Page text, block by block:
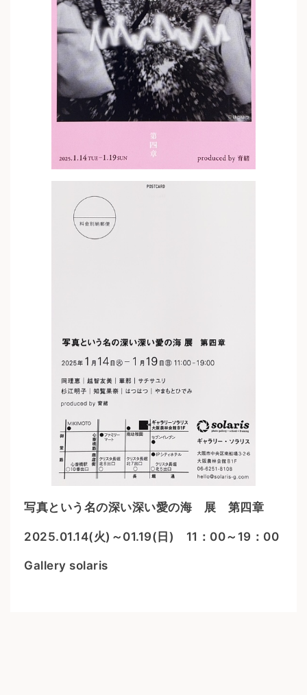
写真という名の深い深い愛の海 展 第四章
2025.01.14(火)～01.19(日) 11：00～19：00
Gallery solaris